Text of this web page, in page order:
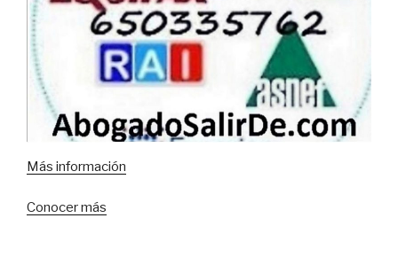
Más información
Conocermás